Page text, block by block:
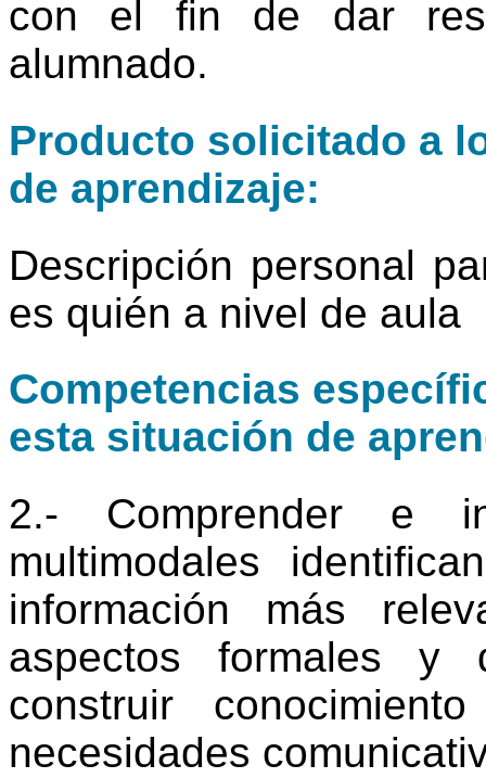
con el fin de dar
alumnado.
Producto solicitado a
de aprendizaje:
Descripción personal
es quién a nivel de aula
Competencias
esta situación de
2.- Comprender e
multimodales
información más
aspectos formales y
construir
necesidades